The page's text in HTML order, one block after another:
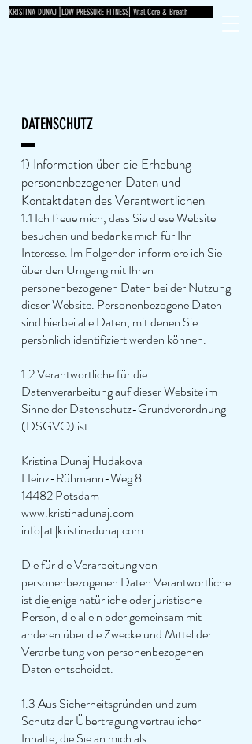
KRISTINA DUNAJ⎟LOW PRESSURE FITNESS⎜Vital Core & Breath
DATENSCHUTZ
1) Information über die Erhebung
personenbezogener Daten und
Kontaktdaten des Verantwortlichen
1.1 Ich freue mich, dass Sie diese Website
besuchen und bedanke mich für Ihr
Interesse. Im Folgenden informiere ich Sie
über den Umgang mit Ihren
personenbezogenen Daten bei der Nutzung
dieser Website. Personenbezogene Daten
sind hierbei alle Daten, mit denen Sie
persönlich identifiziert werden können.
1.2 Verantwortliche für die
Datenverarbeitung auf dieser Website im
Sinne der Datenschutz-Grundverordnung
(DSGVO) ist
Kristina Dunaj Hudakova
Heinz-Rühmann-Weg 8
14482 Potsdam
www.kristinadunaj.com
info[at]kristinadunaj.com
Die für die Verarbeitung von
personenbezogenen Daten Verantwortliche
ist diejenige natürliche oder juristische
Person, die allein oder gemeinsam mit
anderen über die Zwecke und Mittel der
Verarbeitung von personenbezogenen
Daten entscheidet.
1.3 Aus Sicherheitsgründen und zum
Schutz der Übertragung vertraulicher
Inhalte, die Sie an mich als